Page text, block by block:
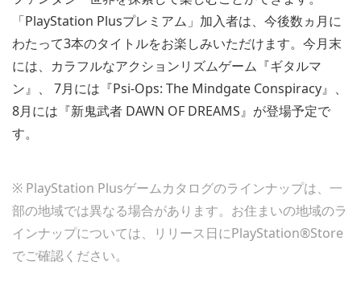
「PlayStation Plusプレミアム」加入者は、今後数ヵ月に
わたって3本のタイトルをお楽しみいただけます。今月末
には、カラフルなアクションリズムゲーム『ギタルマ
ン』、 7月には『Psi-Ops: The Mindgate Conspiracy』、
8月には『新鬼武者 DAWN OF DREAMS』が登場予定で
す。
※ PlayStation Plusゲームカタログのラインナップは、一
部の地域では異なる場合があります。お住まいの地域のラ
インナップについては、リリース日にPlayStation®Store
でご確認ください。